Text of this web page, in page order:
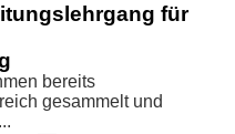
für
bereits
gesammelt und